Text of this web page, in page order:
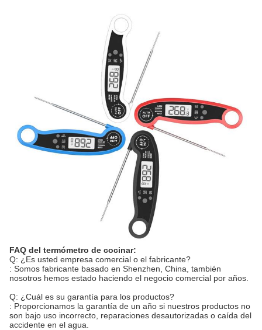
FAQ del termómetro de cocinar:
Q: ¿Es usted empresa comercial o el fabricante?
: Somos fabricante basado en Shenzhen, China, también
nosotros hemos estado haciendo el negocio comercial por años.
Q: ¿Cuál es su garantía para los productos?
: Proporcionamos la garantía de un año si nuestros productos no
son bajo uso incorrecto, reparaciones desautorizadas o caída del
accidente en el agua.